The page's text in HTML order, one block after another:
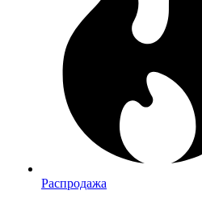
Распродажа